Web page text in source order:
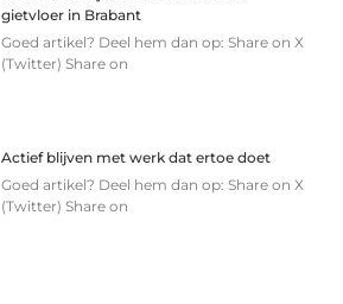
gietvloer in Brabant
Goed artikel? Deel hem dan op: Share on X
(Twitter) Share on
Actief blijven met werk dat ertoe doet
Goed artikel? Deel hem dan op: Share on X
(Twitter) Share on